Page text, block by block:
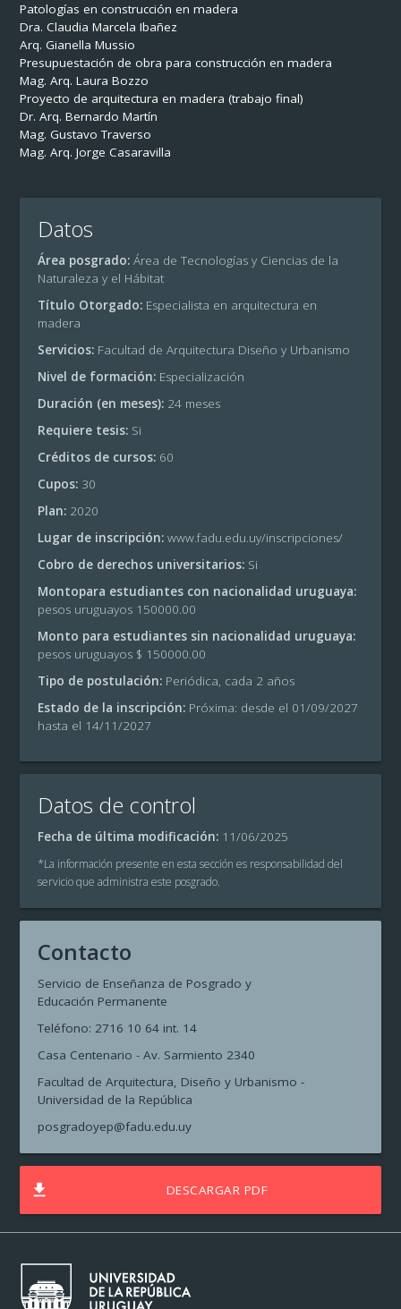
Patologías en construcción en madera
Dra. Claudia Marcela Ibañez
Arq. Gianella Mussio
Presupuestación de obra para construcción en madera
Mag. Arq. Laura Bozzo
Proyecto de arquitectura en madera (trabajo final)
Dr. Arq. Bernardo Martín
Mag. Gustavo Traverso
Mag. Arq. Jorge Casaravilla
Datos
Área posgrado: Área de Tecnologías y Ciencias de la
Naturaleza y el Hábitat
Título Otorgado: Especialista en arquitectura en
madera
Servicios: Facultad de Arquitectura Diseño y Urbanismo
Nivel de formación: Especialización
Duración (en meses): 24 meses
Requiere tesis: Si
Créditos de cursos: 60
Cupos: 30
Plan: 2020
Lugar de inscripción:www.fadu.edu.uy/inscripciones/
Cobro de derechos universitarios: Si
Montopara estudiantes con nacionalidad uruguaya:
pesos uruguayos 150000.00
Monto para estudiantes sin nacionalidad uruguaya:
pesos uruguayos $ 150000.00
Tipo de postulación: Periódica, cada 2 años
Estado de la inscripción: Próxima: desde el 01/09/2027
hasta el 14/11/2027
Datos de control
Fecha de última modificación: 11/06/2025
*La información presente en esta sección es responsabilidad del
servicio que administra este posgrado.
Contacto
Servicio de Enseñanza de Posgrado y
Educación Permanente
Teléfono: 2716 10 64 int. 14
Casa Centenario - Av. Sarmiento 2340
Facultad de Arquitectura, Diseño y Urbanismo -
Universidad de la República
posgradoyep@fadu.edu.uy
file_download DESCARGAR PDF